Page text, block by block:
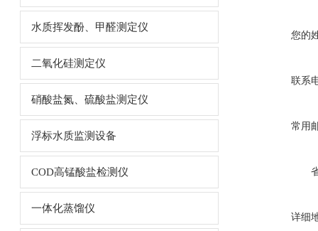
水质挥发酚、甲醛测定仪
二氧化硅测定仪
硝酸盐氮、硫酸盐测定仪
浮标水质监测设备
COD高锰酸盐检测仪
一体化蒸馏仪
您的
联系
常用
详细